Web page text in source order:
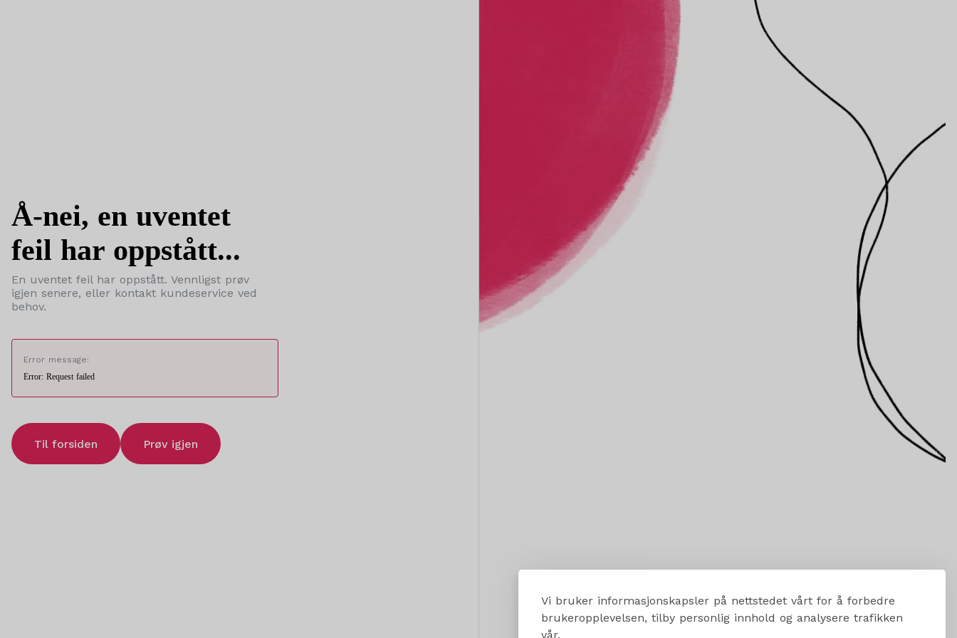
Vi bruker informasjonskapsler på nettstedet vårt for å forbedre
brukeropplevelsen, tilby personlig innhold og analysere trafikken
vår.
Å-nei, en uventet
feil har oppstått...
En uventet feil har oppstått. Vennligst prøv
igjen senere, eller kontakt kundeservice ved
behov.
Error message:
Error: Request failed
Til forsiden Prøv igjen